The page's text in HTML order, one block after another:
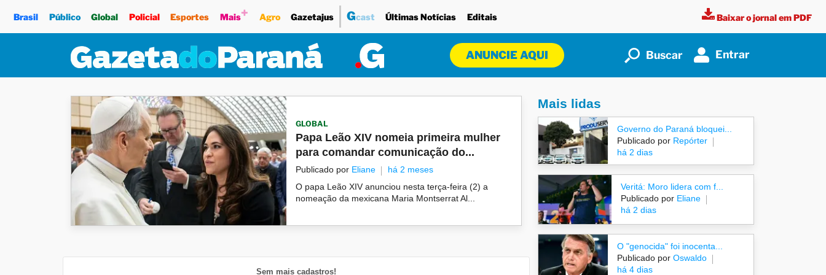
Brasil Público Global Policial Esportes Mais+ Agro Gazetajus Gcast Últimas Notícias Editais Baixar o jornal em PDF
ANUNCIE AQUI Buscar Entrar
GLOBAL
Papa Leão XIV nomeia primeira mulher
para comandar comunicação do...
Publicado por Eliane
há 2 meses
O papa Leão XIV anunciou nesta terça-feira (2) a
nomeação da mexicana Maria Montserrat Al...
Sem mais cadastros!
Mais lidas
Governo do Paraná bloquei...
Publicado por Repórter
há 2 dias
Veritá: Moro lidera com f...
Publicado porEliane
há 2 dias
O "genocida" foi inocenta...
Publicado por Oswaldo
há 4 dias